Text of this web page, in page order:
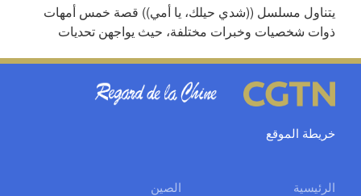
يتناول مسلسل ((شدي حيلك، يا أمي)) قصة خمس أمهات
ذوات شخصيات وخبرات مختلفة، حيث يواجهن تحديات
ومجالات العمل، بينما يدعمن بالدفء ويساعدن بعضهن
البعض في رحلة شفاء وتعافي مشتركة.
خريطة الموقع
الرئيسية
الصين